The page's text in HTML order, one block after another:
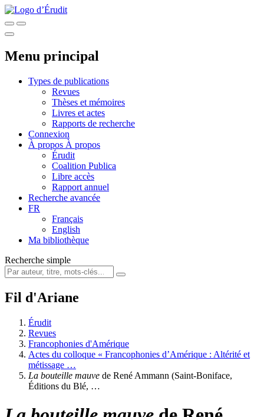
Menu principal
Types de publications
Revues
Thèses et mémoires
Livres et actes
Rapports de recherche
Connexion
À propos À propos
Érudit
Coalition Publica
Libre accès
Rapport annuel
Recherche avancée
FR
Français
English
Ma bibliothèque
Recherche simple
Fil d'Ariane
Érudit
Revues
Francophonies d'Amérique
Actes du colloque « Francophonies d’Amérique : Altérité et
métissage …
La bouteille mauve de René Ammann (Saint-Boniface,
Éditions du Blé, …